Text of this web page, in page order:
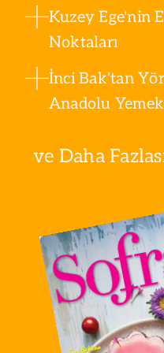
Kuzey Ege'nin
Noktaları
İnci Bak'tan
Anadolu
ve Daha